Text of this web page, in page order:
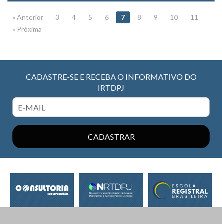
« Anterior 3 4 5 6 7 8 9 10
11
» Próxima
CADASTRE-SE E RECEBA O INFORMATIVO DO
IRTDPJ